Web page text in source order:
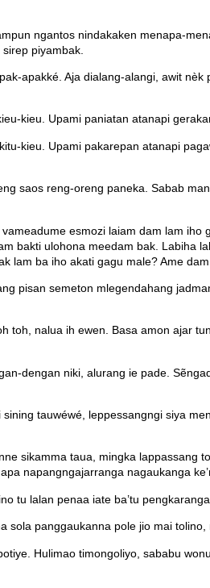
ngantos nindakaken menapa-
piyambak.
apakké. Aja dialang-alangi, awit
kieu. Upami paniatan atanapi
kieu. Upami pakarepan atanapi
saos reng-oreng paneka. Sabab
esmozi laiam dam lam
bakti ulohona meedam bak. Labiha
lam ba iho akati gagu male? Ame
pisan semeton mlegendahang
nalua ih ewen. Basa amon ajar
dengan niki, alurang ie pade.
tauwéwé, leppessangngi siya
sikamma taua, mingka lappassang
napangngajarranga nagaukanga
tu lalan penaa iate ba’tu
panggaukanna pole jio mai
Hulimao timongoliyo, sababu